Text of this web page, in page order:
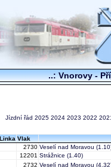
..: Vnorovy -
Jízdní řád 2025 2024 2023 2022
Linka Vlak
2730 Veselí nad Moravou
12201 Strážnice (1.40)
2732 Veselí nad Moravou